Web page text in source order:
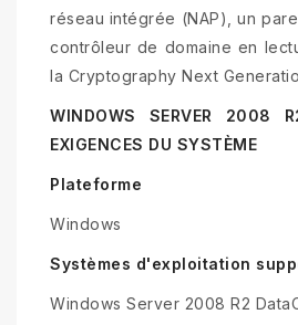
réseau intégrée (NAP), un
contrôleur de domaine en
la Cryptography Next
WINDOWS SERVER 2008
EXIGENCES DU SYSTÈME
Plateforme
Windows
Systèmes d'exploitation
Windows Server 2008 R2